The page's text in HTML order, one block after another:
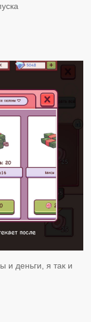
и деньги, я так и